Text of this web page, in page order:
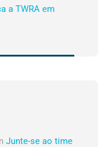
a TWRA em
Junte-se ao time